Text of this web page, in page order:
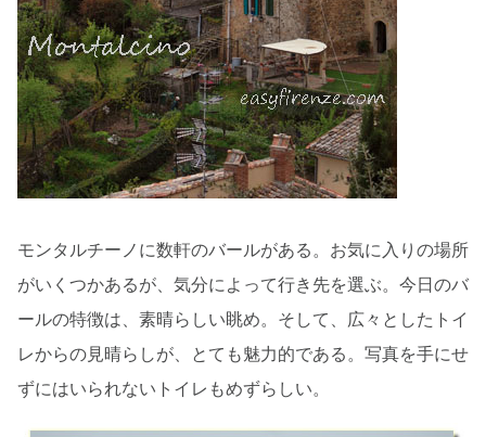
モンタルチーノに数軒のバールがある。お気に入りの場所
がいくつかあるが、気分によって行き先を選ぶ。今日のバ
ールの特徴は、素晴らしい眺め。そして、広々としたトイ
レからの見晴らしが、とても魅力的である。写真を手にせ
ずにはいられないトイレもめずらしい。